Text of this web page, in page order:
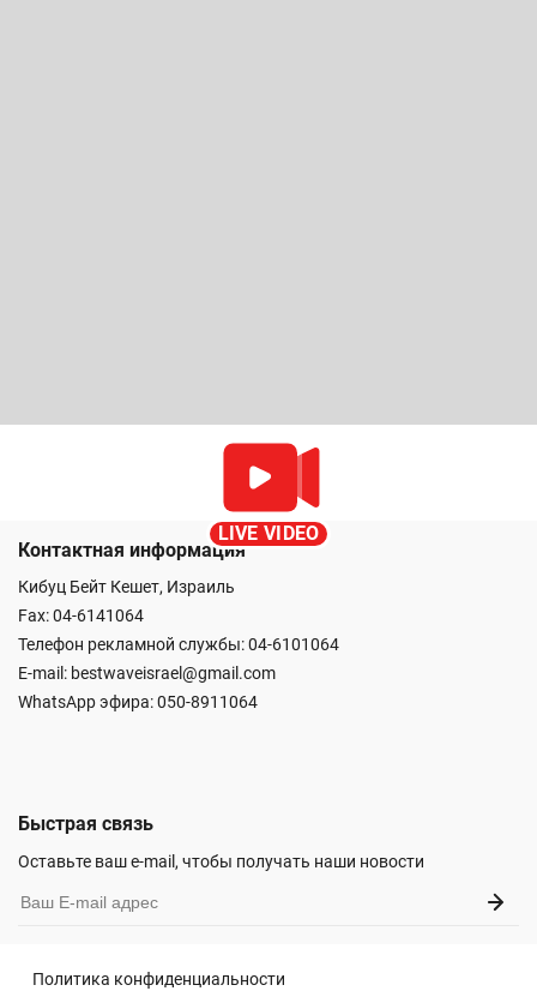
LIVE VIDEO
Контактная информация
Кибуц Бейт Кешет, Израиль
Fax: 04-6141064
Телефон рекламной службы: 04-6101064
E-mail: bestwaveisrael@gmail.com
WhatsApp эфира:050-8911064
Быстрая связь
Оставьте ваш e-mail, чтобы получать наши новости
Политика конфиденциальности